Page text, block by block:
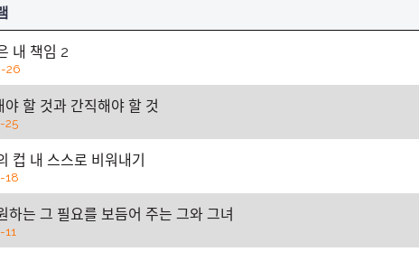
내 책임 2
26
할 것과 간직해야 할 것
25
컵 내 스스로 비워내기
18
그 필요를 보듬어 주는 그와 그녀